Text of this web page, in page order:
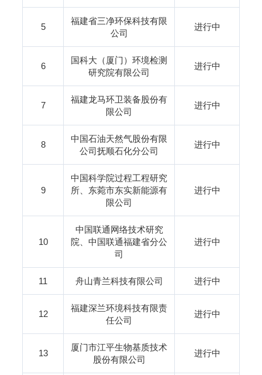
5
福建省三净环保科技有限
公司
进行中
6
国科大（厦门）环境检测
研究院有限公司
进行中
7
福建龙马环卫装备股份有
限公司
进行中
8
中国石油天然气股份有限
公司抚顺石化分公司
进行中
9
中国科学院过程工程研究
所、东菀市东实新能源有
限公司
进行中
10
中国联通网络技术研究
院、中国联通福建省分公
司
进行中
11 舟山青兰科技有限公司 进行中
12
福建深兰环境科技有限责
任公司
进行中
13
厦门市江平生物基质技术
股份有限公司
进行中